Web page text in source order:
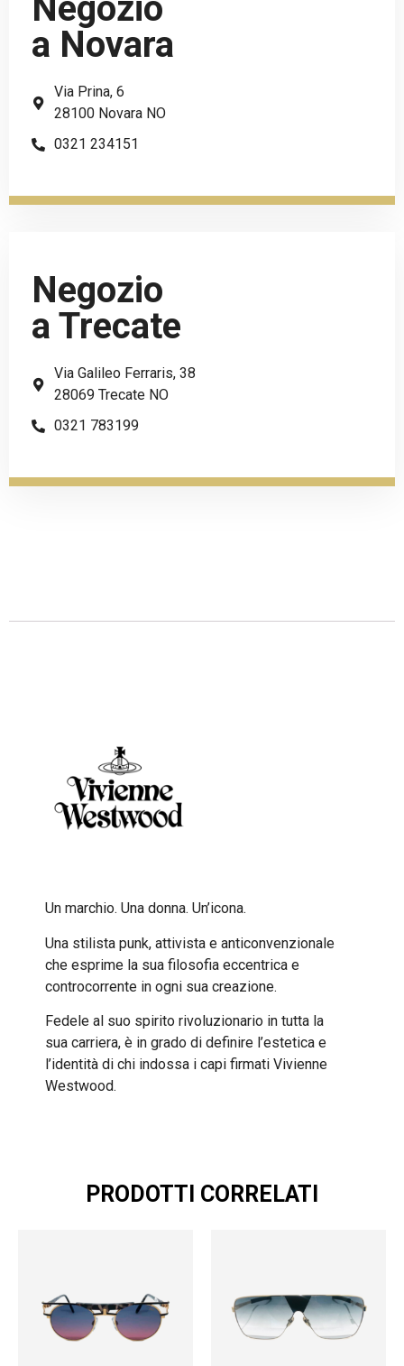
Negozio
a Novara
Via Prina, 6
28100 Novara NO
0321 234151
Negozio
a Trecate
Via Galileo Ferraris, 38
28069 Trecate NO
0321 783199
Un marchio. Una donna. Un’icona.
Una stilista punk, attivista e anticonvenzionale
che esprime la sua filosofia eccentrica e
controcorrente in ogni sua creazione.
Fedele al suo spirito rivoluzionario in tutta la
sua carriera, è in grado di definire l’estetica e
l’identità di chi indossa i capi firmati Vivienne
Westwood.
PRODOTTI CORRELATI